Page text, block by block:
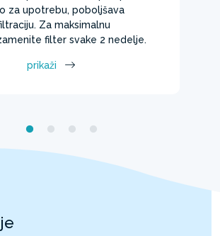
za upotrebu, poboljšava
Za maksimalnu
filter svake 2 nedelje.
prikaži